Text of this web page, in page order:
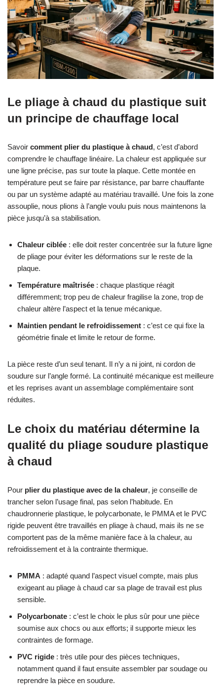
Le pliage à chaud du plastique suit
un principe de chauffage local
Savoir comment plier du plastique à chaud, c’est d’abord
comprendre le chauffage linéaire. La chaleur est appliquée sur
une ligne précise, pas sur toute la plaque. Cette montée en
température peut se faire par résistance, par barre chauffante
ou par un système adapté au matériau travaillé. Une fois la zone
assouplie, nous plions à l’angle voulu puis nous maintenons la
pièce jusqu’à sa stabilisation.
Chaleur ciblée : elle doit rester concentrée sur la future ligne
de pliage pour éviter les déformations sur le reste de la
plaque.
Température maîtrisée : chaque plastique réagit
différemment; trop peu de chaleur fragilise la zone, trop de
chaleur altère l’aspect et la tenue mécanique.
Maintien pendant le refroidissement : c’est ce qui fixe la
géométrie finale et limite le retour de forme.
La pièce reste d’un seul tenant. Il n’y a ni joint, ni cordon de
soudure sur l’angle formé. La continuité mécanique est meilleure
et les reprises avant un assemblage complémentaire sont
réduites.
Le choix du matériau détermine la
qualité du pliage soudure plastique
à chaud
Pour plier du plastique avec de la chaleur, je conseille de
trancher selon l’usage final, pas selon l’habitude. En
chaudronnerie plastique, le polycarbonate, le PMMA et le PVC
rigide peuvent être travaillés en pliage à chaud, mais ils ne se
comportent pas de la même manière face à la chaleur, au
refroidissement et à la contrainte thermique.
PMMA : adapté quand l’aspect visuel compte, mais plus
exigeant au pliage à chaud car sa plage de travail est plus
sensible.
Polycarbonate : c’est le choix le plus sûr pour une pièce
soumise aux chocs ou aux efforts; il supporte mieux les
contraintes de formage.
PVC rigide : très utile pour des pièces techniques,
notamment quand il faut ensuite assembler par soudage ou
reprendre la pièce en soudure.